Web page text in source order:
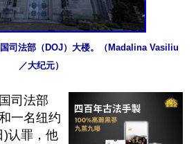
司法部（DOJ）大楼。（Madalina Vasiliu
／大纪元）
司法部
一名纽约
)认罪，他